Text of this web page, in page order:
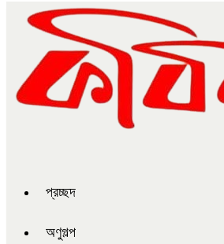
প্রচ্ছদ
অণুগল্প